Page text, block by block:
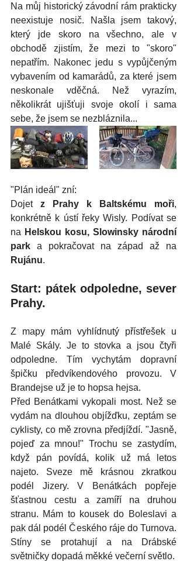
Na můj historický závodní rám prakticky
neexistuje nosič. Našla jsem takový,
který jde skoro na všechno, ale v
obchodě zjistím, že mezi to "skoro"
nepatřím. Nakonec jedu s vypůjčeným
vybavením od kamarádů, za které jsem
neskonale vděčná. Než vyrazím,
několikrát ujišťuji svoje okolí i sama
sebe, že jsem se nezbláznila...
"Plán ideál" zní:
Dojet z Prahy k Baltskému moři,
konkrétně k ústí řeky Wisly. Podívat se
na Helskou kosu, Slowinsky národní
park
Rujánu.
Start: pátek odpoledne, sever
Prahy.
Z mapy mám vyhlídnutý přístřešek u
Malé Skály. Je to stovka a jsou čtyři
odpoledne. Tím vychytám dopravní
špičku předvíkendového provozu. V
Brandejse už je to hopsa hejsa.
Před Benátkami vykopali most. Než se
vydám na dlouhou objížďku, zeptám se
cyklisty, co mě zrovna předjíždí. "Jasně,
pojeď za mnou!" Trochu se zastydím,
když pán povídá, kolik už má letos
najeto. Sveze mě krásnou zkratkou
podél Jizery. V Benátkách popřeje
šťastnou cestu a zamíří na druhou
stranu. Mám to kousek do Boleslavi a
pak dál podél Českého ráje do Turnova.
Stíny se protahují a na Drábské